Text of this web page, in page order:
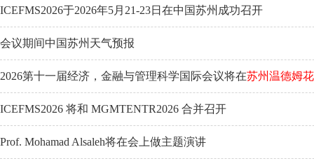
ICEFMS2026于2026年5月21-23日在中国苏州成功召开
会议期间中国苏州天气预报
2026第十一届经济，金融与管理科学国际会议将在苏州温德姆
ICEFMS2026 将和 MGMTENTR2026 合并召开
Prof. Mohamad Alsaleh将在会上做主题演讲